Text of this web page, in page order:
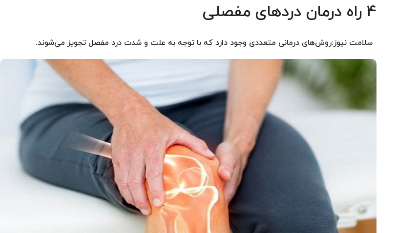
۴ راه درمان دردهای مفصلی
سلامت نیوز:روش‌های درمانی متعددی وجود دارد که با توجه به علت و شدت درد مفصل تجویز می‌شوند.